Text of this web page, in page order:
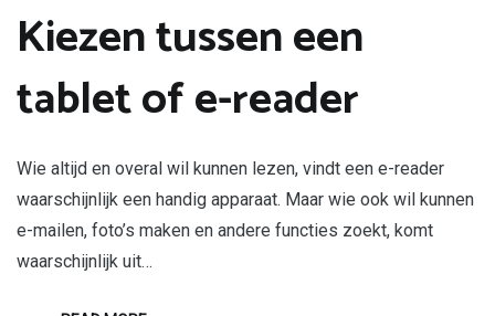
Kiezen tussen een
tablet of e-reader
Wie altijd en overal wil kunnen lezen, vindt een e-reader
waarschijnlijk een handig apparaat. Maar wie ook wil kunnen
e-mailen, foto’s maken en andere functies zoekt, komt
waarschijnlijk uit…